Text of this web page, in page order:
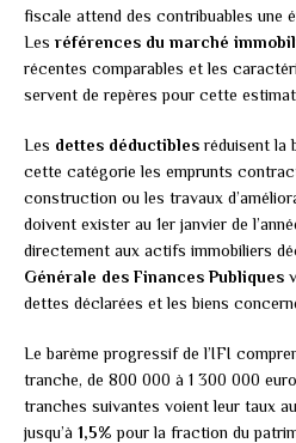
fiscale attend des contribuables une
Les références du marché
récentes comparables et les
servent de repères pour cette
Les dettes déductiblesréduisent la
cette catégorie les emprunts
construction ou les travaux
doivent exister au 1er janvier de
directement aux actifs immobiliers
Générale des Finances Publiques
dettes déclarées et les biens
Le barème progressif de l’IFI
tranche, de 800 000 à 1 300 000
tranches suivantes voient leur taux
jusqu’à 1,5% pour la fraction du